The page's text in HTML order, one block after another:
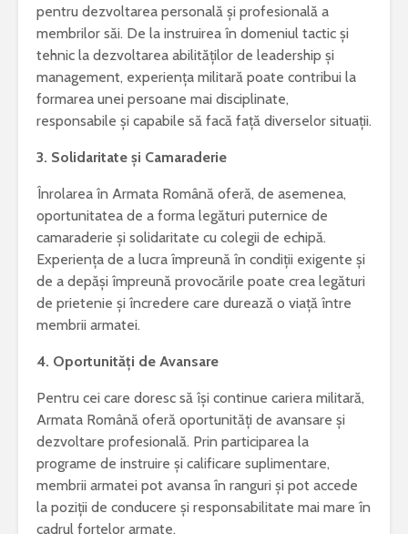
pentru dezvoltarea personală și profesională a
membrilor săi. De la instruirea în domeniul tactic și
tehnic la dezvoltarea abilităților de leadership și
management, experiența militară poate contribui la
formarea unei persoane mai disciplinate,
responsabile și capabile să facă față diverselor situații.
3. Solidaritate și Camaraderie
Înrolarea în Armata Română oferă, de asemenea,
oportunitatea de a forma legături puternice de
camaraderie și solidaritate cu colegii de echipă.
Experiența de a lucra împreună în condiții exigente și
de a depăși împreună provocările poate crea legături
de prietenie și încredere care durează o viață între
membrii armatei.
4. Oportunități de Avansare
Pentru cei care doresc să își continue cariera militară,
Armata Română oferă oportunități de avansare și
dezvoltare profesională. Prin participarea la
programe de instruire și calificare suplimentare,
membrii armatei pot avansa în ranguri și pot accede
la poziții de conducere și responsabilitate mai mare în
cadrul forțelor armate.